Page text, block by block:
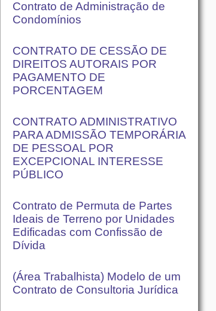
Contrato de Administração de
Condomínios
CONTRATO DE CESSÃO DE
DIREITOS AUTORAIS POR
PAGAMENTO DE
PORCENTAGEM
CONTRATO ADMINISTRATIVO
PARA ADMISSÃO TEMPORÁRIA
DE PESSOAL POR
EXCEPCIONAL INTERESSE
PÚBLICO
Contrato de Permuta de Partes
Ideais de Terreno por Unidades
Edificadas com Confissão de
Dívida
(Área Trabalhista) Modelo de um
Contrato de Consultoria Jurídica